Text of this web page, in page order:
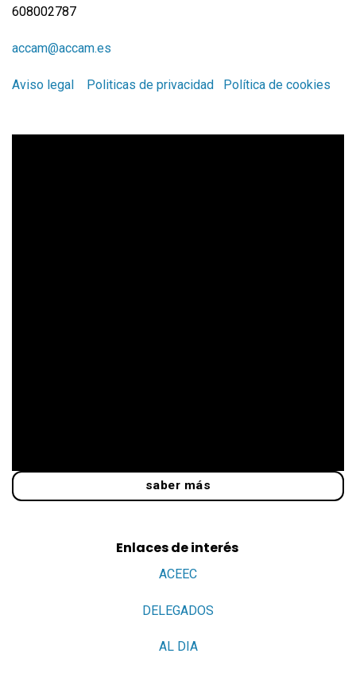
608002787
accam@accam.es
Aviso legal Politicas de privacidad Política de cookies
saber más
Enlaces de interés
ACEEC
DELEGADOS
AL DIA